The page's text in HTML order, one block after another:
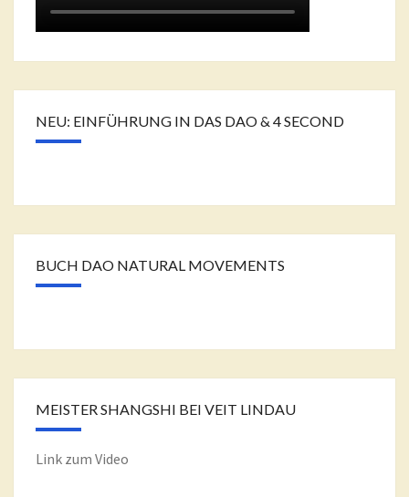
NEU: EINFÜHRUNG IN DAS DAO & 4 SECOND
BUCH DAO NATURAL MOVEMENTS
MEISTER SHANGSHI BEI VEIT LINDAU
Link zum Video